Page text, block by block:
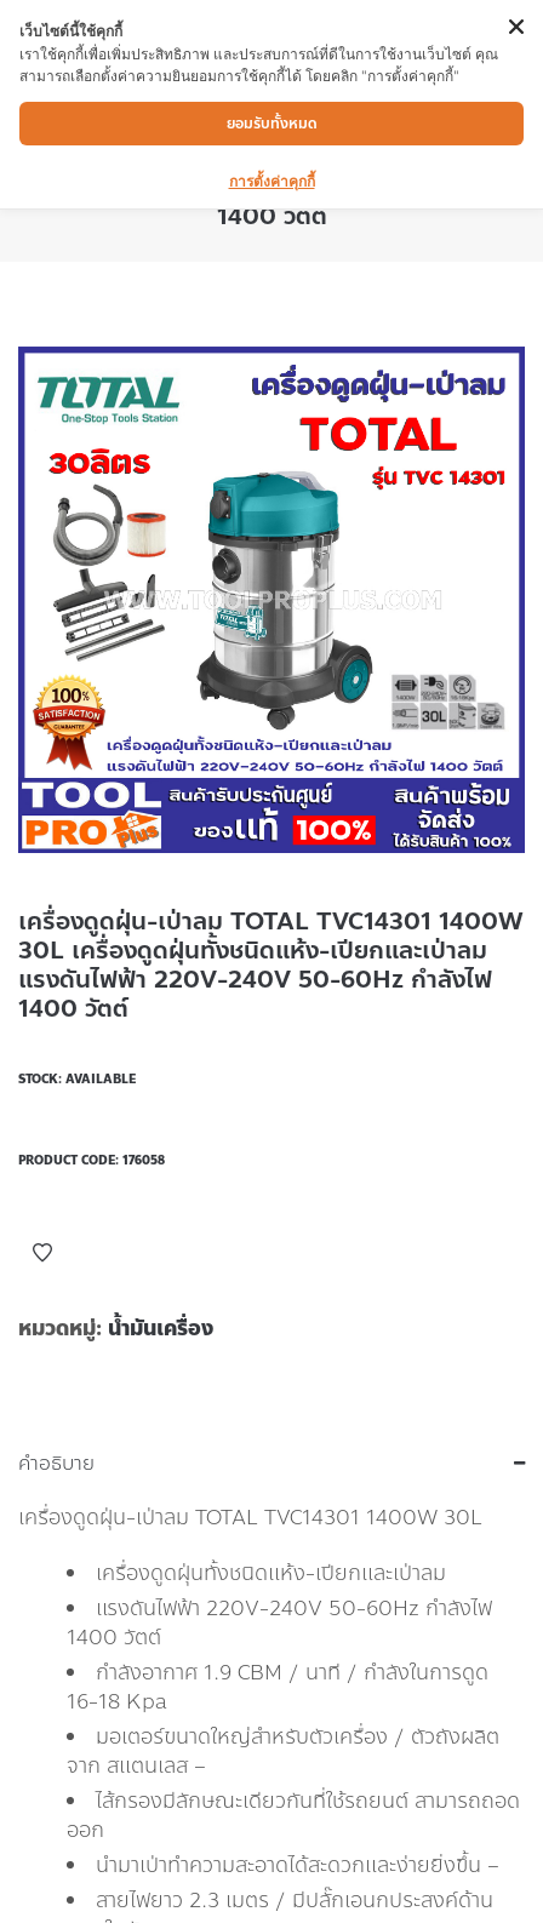
เครื่องดูดฝุ่น-เป่าลม TOTAL TVC14301 1400W
30L เครื่องดูดฝุ่นทั้งชนิดแห้ง-เปียกและเป่าลม
แรงดันไฟฟ้า 220V-240V 50-60Hz กำลังไฟ
1400 วัตต์
เครื่องดูดฝุ่น-เป่าลม TOTAL TVC14301 1400W
30L เครื่องดูดฝุ่นทั้งชนิดแห้ง-เปียกและเป่าลม
แรงดันไฟฟ้า 220V-240V 50-60Hz กำลังไฟ
1400 วัตต์
STOCK: AVAILABLE
PRODUCT CODE: 176058
หมวดหมู่: น้ำมันเครื่อง
คำอธิบาย
เครื่องดูดฝุ่น-เป่าลม TOTAL TVC14301 1400W 30L
เครื่องดูดฝุ่นทั้งชนิดแห้ง-เปียกและเป่าลม
แรงดันไฟฟ้า 220V-240V 50-60Hz กำลังไฟ
1400 วัตต์
กำลังอากาศ 1.9 CBM / นาที / กำลังในการดูด
16-18 Kpa
มอเตอร์ขนาดใหญ่สำหรับตัวเครื่อง / ตัวถังผลิต
จาก สแตนเลส –
ไส้กรองมีลักษณะเดียวกันที่ใช้รถยนต์ สามารถถอด
ออก
นำมาเป่าทำความสะอาดได้สะดวกและง่ายยิ่งขึ้น –
สายไฟยาว 2.3 เมตร / มีปลั๊กเอนกประสงค์ด้าน
เว็บไซต์นี้ใช้คุกกี้
เราใช้คุกกี้เพื่อเพิ่มประสิทธิภาพ และประสบการณ์ที่ดีในการใช้งานเว็บไซต์ คุณ
สามารถเลือกตั้งค่าความยินยอมการใช้คุกกี้ได้ โดยคลิก "การตั้งค่าคุกกี้"
ยอมรับทั้งหมด
การตั้งค่าคุกกี้